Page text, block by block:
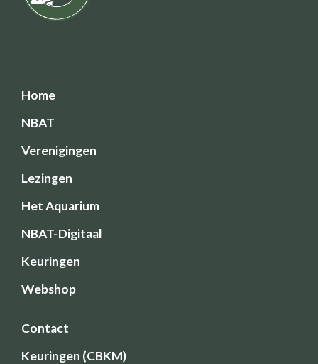
Home
NBAT
Verenigingen
Lezingen
Het Aquarium
NBAT-Digitaal
Keuringen
Webshop
Contact
Keuringen (CBKM)